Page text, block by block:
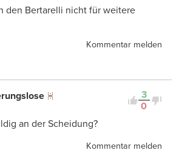
den Bertarelli nicht für weitere
Kommentar melden
3
0
an der Scheidung?
Kommentar melden